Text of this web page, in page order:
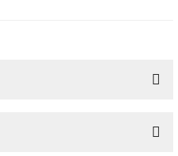
siz yapın!